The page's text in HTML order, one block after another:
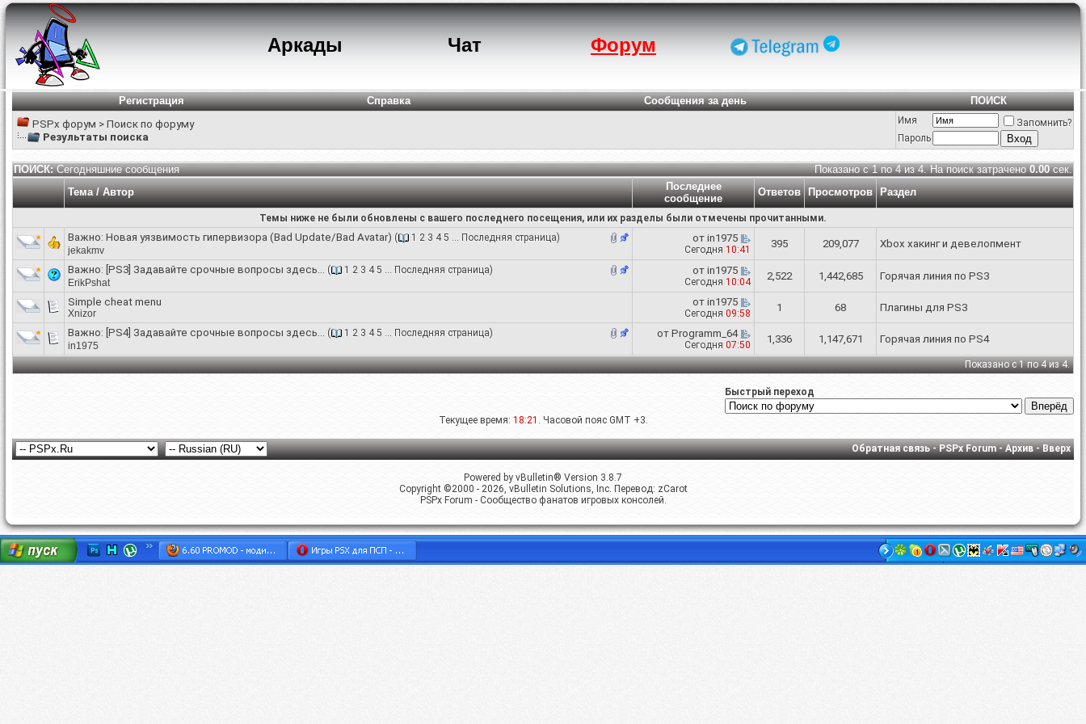
Аркады Чат Форум
Регистрация Справка Сообщения за день
ПОИСК
PSPx форум > Поиск по форуму
Результаты поиска
Имя
Запомнить?
Пароль
Показано с 1 по 4 из 4. На поиск затрачено0.00сек.
ПОИСК: Сегодняшние сообщения
Тема / Автор
Последнее
сообщение
Ответов Просмотров Раздел
Темы ниже не были обновлены с вашего последнего посещения, или их разделы были отмечены прочитанными.
Важно: Новая уязвимость гипервизора (Bad Update/Bad Avatar) ( 1 2 3 4 5 ... Последняя страница)
jekakmv
от in1975
Сегодня 10:41 395 209,077 Xbox хакинг и девелопмент
Важно: [PS3] Задавайте срочные вопросы здесь... ( 1 2 3 4 5 ... Последняя страница)
ErikPshat
от in1975
Сегодня 10:04 2,522 1,442,685 Горячая линия по PS3
Simple cheat menu
Xnizor
от in1975
Сегодня 09:58 1 68 Плагины для PS3
Важно: [PS4] Задавайте срочные вопросы здесь... ( 1 2 3 4 5 ... Последняя страница)
in1975
от Programm_64
Сегодня 07:50 1,336 1,147,671 Горячая линия по PS4
Показано с 1 по 4 из 4.
Быстрый переход
Текущее время: 18:21 . Часовой пояс GMT +3.
Обратная связь-PSPx Forum-Архив-Вверх
Powered by vBulletin® Version 3.8.7
Copyright ©2000 - 2026, vBulletin Solutions, Inc. Перевод: zCarot
PSPx Forum - Сообщество фанатов игровых консолей.